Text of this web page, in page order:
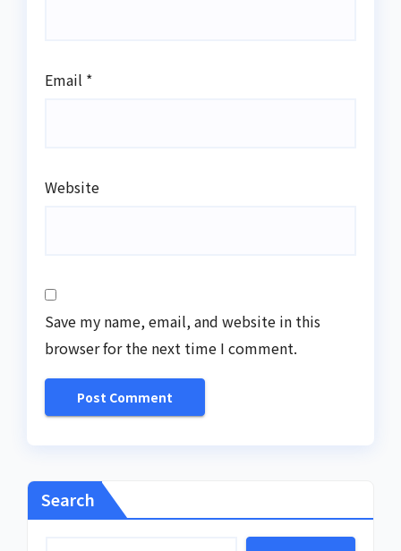
Email *
Website
Save my name, email, and website in this
browser for the next time I comment.
Search